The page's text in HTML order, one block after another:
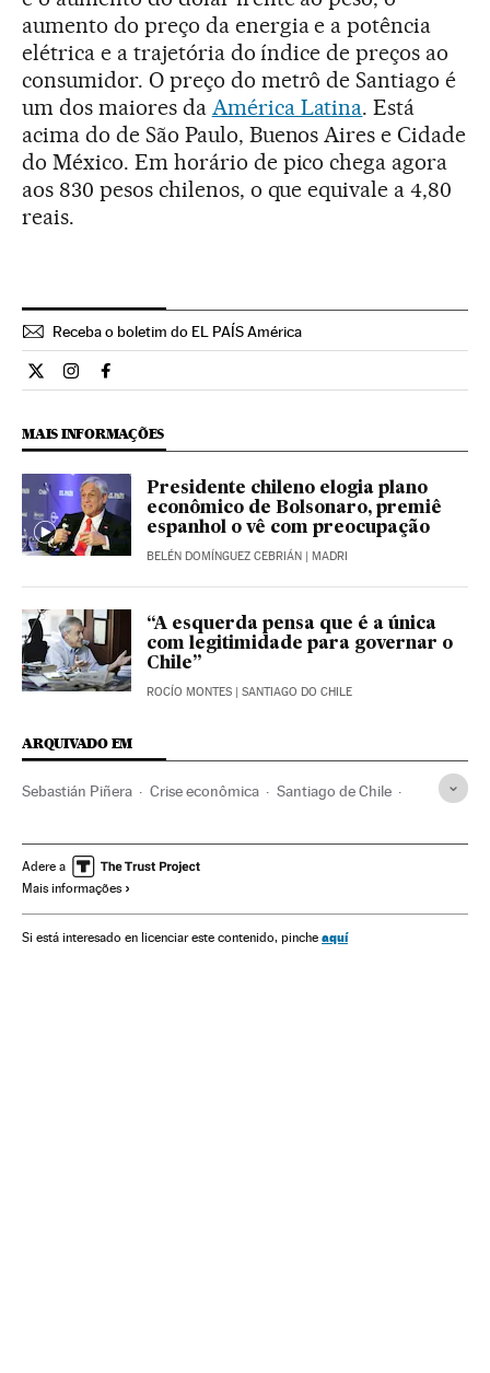
aumento do preço da energia e a potência
elétrica e a trajetória do índice de preços ao
consumidor. O preço do metrô de Santiago é
um dos maiores da América Latina. Está
acima do de São Paulo, Buenos Aires e Cidade
do México. Em horário de pico chega agora
aos 830 pesos chilenos, o que equivale a 4,80
reais.
Receba o boletim do EL PAÍS América
Internacional El País Brasil en Twitter
Internacional El País Brasil en Instagram
Internacional El País Brasil en Facebook
MAIS INFORMAÇÕES
Presidente chileno elogia plano
econômico de Bolsonaro, premiê
espanhol o vê com preocupação
BELÉN DOMÍNGUEZ CEBRIÁN | MADRI
“A esquerda pensa que é a única
com legitimidade para governar o
Chile”
ROCÍO MONTES | SANTIAGO DO CHILE
ARQUIVADO EM
Sebastián Piñera Crise econômica Santiago de Chile
Adere a
Mais informações
Si está interesado en licenciar este contenido, pinche aquí